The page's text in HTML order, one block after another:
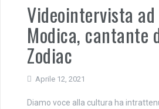
Videointervista ad
Modica, cantante
Zodiac
Aprile 12, 2021
Diamo voce alla cultura ha